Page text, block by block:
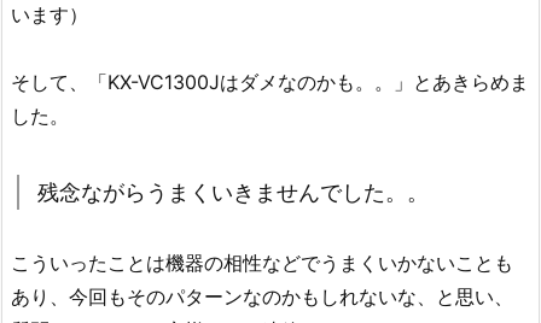
います）
そして、「KX-VC1300Jはダメなのかも。。」とあきらめま
した。
残念ながらうまくいきませんでした。。
こういったことは機器の相性などでうまくいかないことも
あり、今回もそのパターンなのかもしれないな、と思い、